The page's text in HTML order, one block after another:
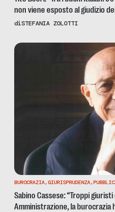
non viene esposto al giudizio
diSTEFANIA ZOLOTTI
BUROCRAZIA,GIURISPRUDENZA,
Sabino Cassese: “Troppi
Amministrazione, la burocrazia